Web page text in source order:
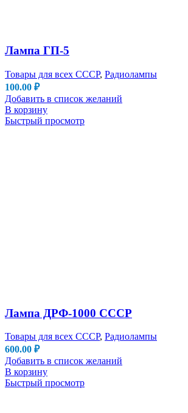
Лампа ГП-5
Товары для всех СССР, Радиолампы
100.00 ₽
Добавить в список желаний
В корзину
Быстрый просмотр
Лампа ДРФ-1000 СССР
Товары для всех СССР, Радиолампы
600.00 ₽
Добавить в список желаний
В корзину
Быстрый просмотр